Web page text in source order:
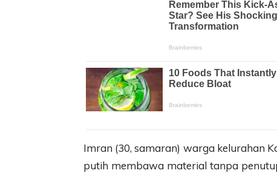
Imran (30, samaran) warga kelurahan
putih membawa material tanpa